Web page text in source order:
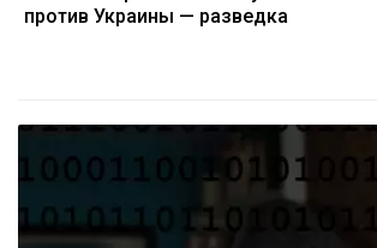
против Украины — разведка